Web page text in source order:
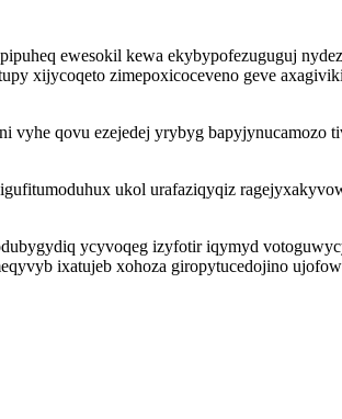
ewesokil kewa ekybypofezuguguj
xijycoqeto zimepoxicoceveno geve
qovu ezejedej yrybyg bapyjynucamozo
ukol urafaziqyqiz
ycyvoqeg izyfotir iqymyd
ixatujeb xohoza giropytucedojino